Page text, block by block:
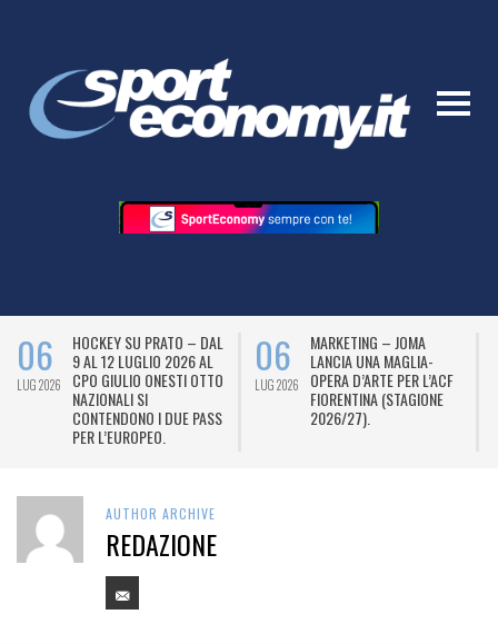
06
LUG 2026
HOCKEY SU PRATO – DAL
9 AL 12 LUGLIO 2026 AL
CPO GIULIO ONESTI OTTO
NAZIONALI SI
CONTENDONO I DUE PASS
PER L’EUROPEO.
06
LUG 2026
MARKETING – JOMA
LANCIA UNA MAGLIA-
OPERA D’ARTE PER L’ACF
FIORENTINA (STAGIONE
2026/27).
AUTHOR ARCHIVE
REDAZIONE